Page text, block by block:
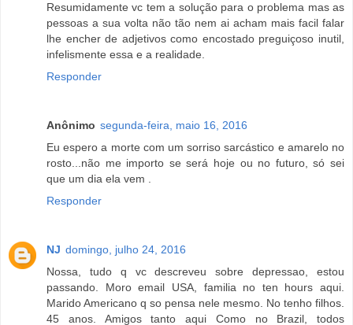
Resumidamente vc tem a solução para o problema mas as
pessoas a sua volta não tão nem ai acham mais facil falar
lhe encher de adjetivos como encostado preguiçoso inutil,
infelismente essa e a realidade.
Responder
Anônimo segunda-feira, maio 16, 2016
Eu espero a morte com um sorriso sarcástico e amarelo no
rosto...não me importo se será hoje ou no futuro, só sei
que um dia ela vem .
Responder
NJ domingo, julho 24, 2016
Nossa, tudo q vc descreveu sobre depressao, estou
passando. Moro email USA, familia no ten hours aqui.
Marido Americano q so pensa nele mesmo. No tenho filhos.
45 anos. Amigos tanto aqui Como no Brazil, todos